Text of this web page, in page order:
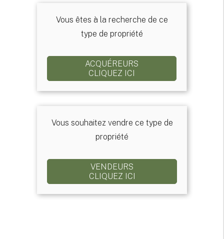
Vous êtes à la recherche de ce
type de propriété
ACQUÉREURS
CLIQUEZ ICI
Vous souhaitez vendre ce type de
propriété
VENDEURS
CLIQUEZ ICI